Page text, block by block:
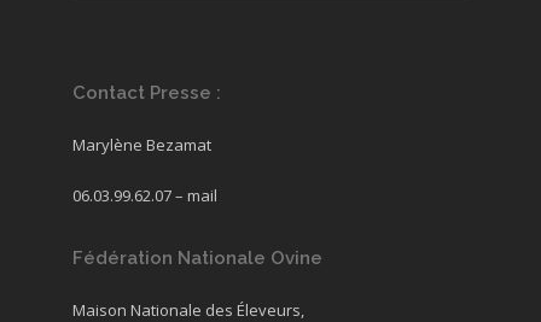
Contact Presse :
Marylène Bezamat
06.03.99.62.07 – mail
Fédération Nationale Ovine
Maison Nationale des Éleveurs,